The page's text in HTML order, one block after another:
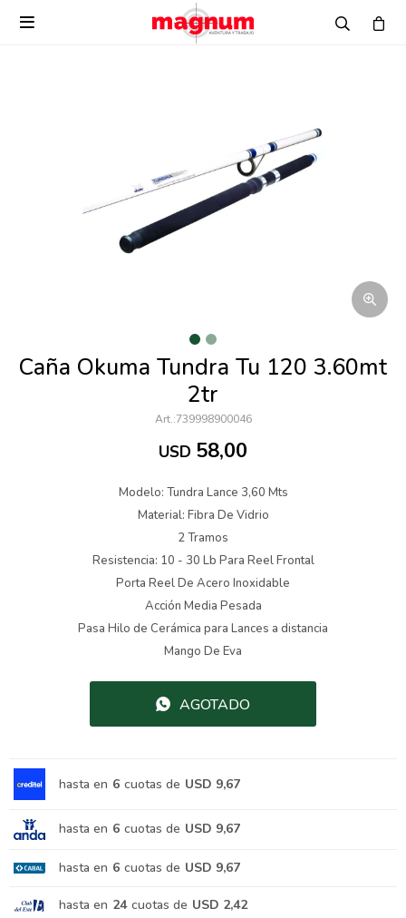

Caña Okuma Tundra Tu 120 3.60mt
2tr
739998900046
USD 58,00
Modelo: Tundra Lance 3,60 Mts
Material: Fibra De Vidrio
2 Tramos
Resistencia: 10 - 30 Lb Para Reel Frontal
Porta Reel De Acero Inoxidable
Acción Media Pesada
Pasa Hilo de Cerámica para Lances a distancia
Mango De Eva
AGOTADO
hasta en 6 cuotas de USD 9,67
hasta en 6 cuotas de USD 9,67
hasta en 6 cuotas de USD 9,67
hasta en 24 cuotas de USD 2,42